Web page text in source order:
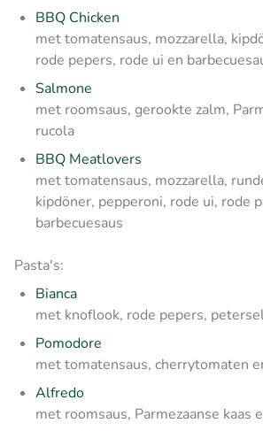
BBQ Chicken
met tomatensaus, mozzarella,
rode pepers, rode ui en
Salmone
met roomsaus, gerookte zalm,
rucola
BBQ Meatlovers
met tomatensaus, mozzarella,
kipdöner, pepperoni, rode ui, rode
barbecuesaus
Pasta's:
Bianca
met knoflook, rode pepers,
Pomodore
met tomatensaus, cherrytomaten
Alfredo
met roomsaus, Parmezaanse kaas